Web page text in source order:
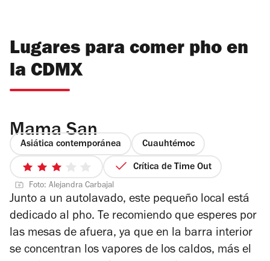
Lugares para comer pho en
la CDMX
Mama San
Asiática contemporánea Cuauhtémoc
3
de
5
estrellas
Crítica de Time Out
Foto: Alejandra Carbajal
Junto a un autolavado, este pequeño local está
dedicado al pho. Te recomiendo que esperes por
las mesas de afuera, ya que en la barra interior
se concentran los vapores de los caldos, más el